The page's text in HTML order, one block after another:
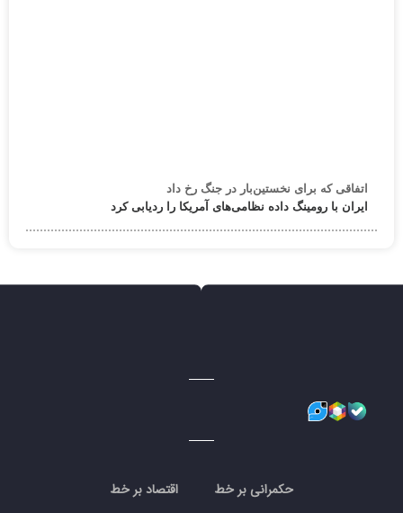
اتفاقی که برای نخستین‌بار در جنگ رخ داد
ایران با رومینگ داده نظامی‌های آمریکا را ردیابی کرد
حکمرانی بر خط اقتصاد بر خط